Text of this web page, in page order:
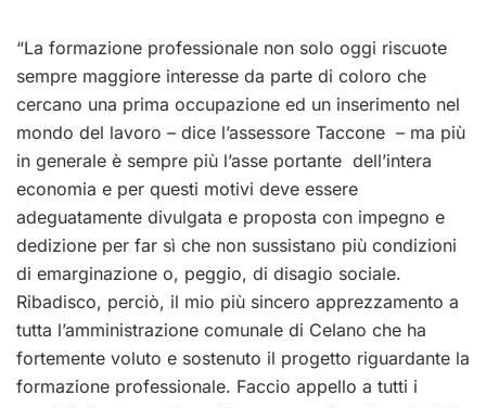
“La formazione professionale non solo oggi riscuote
sempre maggiore interesse da parte di coloro che
cercano una prima occupazione ed un inserimento nel
mondo del lavoro – dice l’assessore Taccone – ma più
in generale è sempre più l’asse portante dell’intera
economia e per questi motivi deve essere
adeguatamente divulgata e proposta con impegno e
dedizione per far sì che non sussistano più condizioni
di emarginazione o, peggio, di disagio sociale.
Ribadisco, perciò, il mio più sincero apprezzamento a
tutta l’amministrazione comunale di Celano che ha
fortemente voluto e sostenuto il progetto riguardante la
formazione professionale. Faccio appello a tutti i